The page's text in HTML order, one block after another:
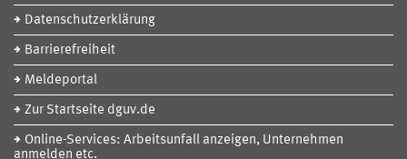
Datenschutzerklärung
Barrierefreiheit
Meldeportal
Zur Startseite dguv.de
Online-Services: Arbeitsunfall anzeigen, Unternehmen
anmelden etc.